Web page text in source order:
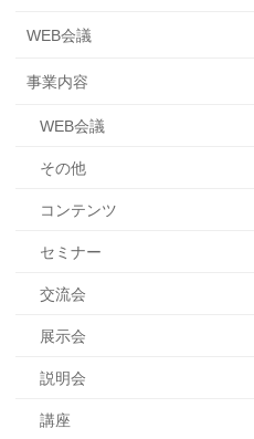
WEB会議
事業内容
WEB会議
その他
コンテンツ
セミナー
交流会
展示会
説明会
講座